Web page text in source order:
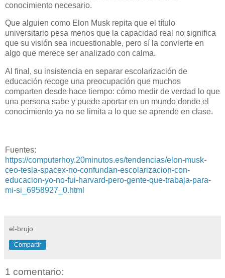
conocimiento necesario.
Que alguien como Elon Musk repita que el título
universitario pesa menos que la capacidad real no significa
que su visión sea incuestionable, pero sí la convierte en
algo que merece ser analizado con calma.
Al final, su insistencia en separar escolarización de
educación recoge una preocupación que muchos
comparten desde hace tiempo: cómo medir de verdad lo que
una persona sabe y puede aportar en un mundo donde el
conocimiento ya no se limita a lo que se aprende en clase.
Fuentes:
https://computerhoy.20minutos.es/tendencias/elon-musk-
ceo-tesla-spacex-no-confundan-escolarizacion-con-
educacion-yo-no-fui-harvard-pero-gente-que-trabaja-para-
mi-si_6958927_0.html
el-brujo
Compartir
1 comentario: